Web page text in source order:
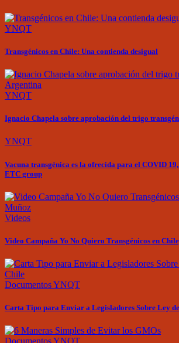
YNQT
Transgénicos en Chile: Una contienda desigual
YNQT
Ignacio Chapela sobre aprobación del trigo
YNQT
Vacuna transgénica es la ofrecida para el COVID
ETC group
Videos
Video Campaña Yo No Quiero Transgénicos en
DocumentosYNQT
Carta Tipo para Enviar a Legisladores Sobre Ley